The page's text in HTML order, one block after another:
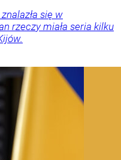
się w
rzeczy miała seria kilku